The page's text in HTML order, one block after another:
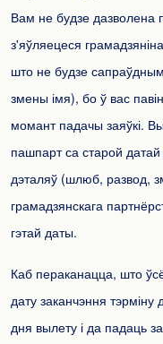
Вам не будзе дазволена
з'яўляецеся
што не будзе
змены імя), бо ў вас
момант падачы заяўкі.
пашпарт са старой
дэталяў (шлюб, развод,
грамадзянскага
гэтай даты.
Каб пераканацца, што
дату заканчэння
дня вылету і да падаць